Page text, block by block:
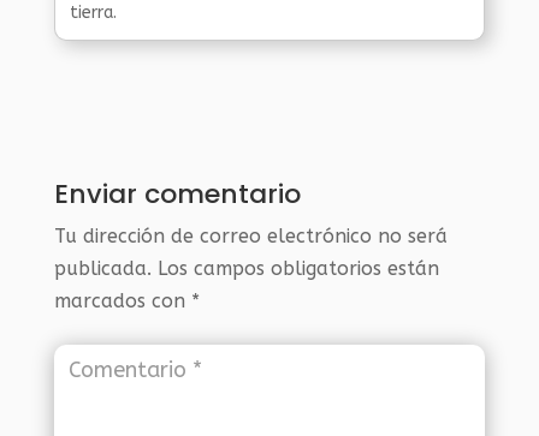
tierra.
Enviar comentario
Tu dirección de correo electrónico no será
publicada. Los campos obligatorios están
marcados con *